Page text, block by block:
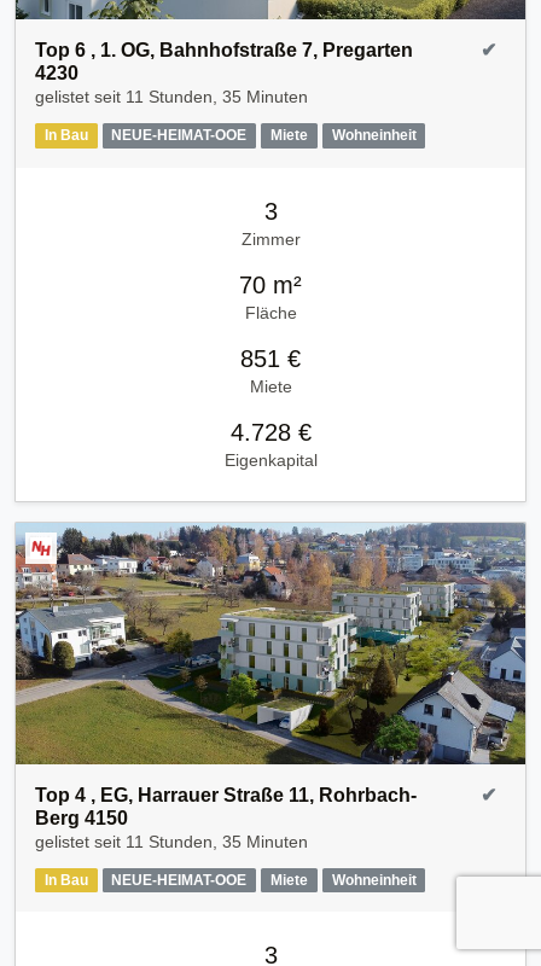
Top 6 , 1. OG, Bahnhofstraße 7, Pregarten
4230
gelistet seit 11 Stunden, 35 Minuten
In Bau NEUE-HEIMAT-OOE Miete Wohneinheit
✔
3
Zimmer
70 m²
Fläche
851 €
Miete
4.728 €
Eigenkapital
Top 4 , EG, Harrauer Straße 11, Rohrbach-
Berg 4150
gelistet seit 11 Stunden, 35 Minuten
In Bau NEUE-HEIMAT-OOE Miete Wohneinheit
✔
3